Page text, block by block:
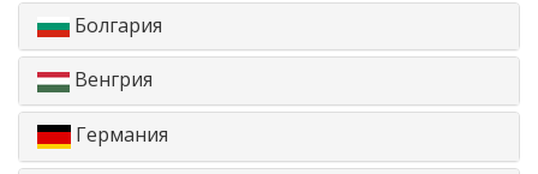
Болгария
Венгрия
Германия